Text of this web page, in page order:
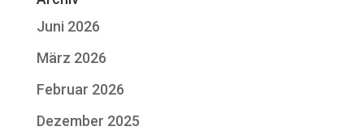
Juni 2026
März 2026
Februar 2026
Dezember 2025